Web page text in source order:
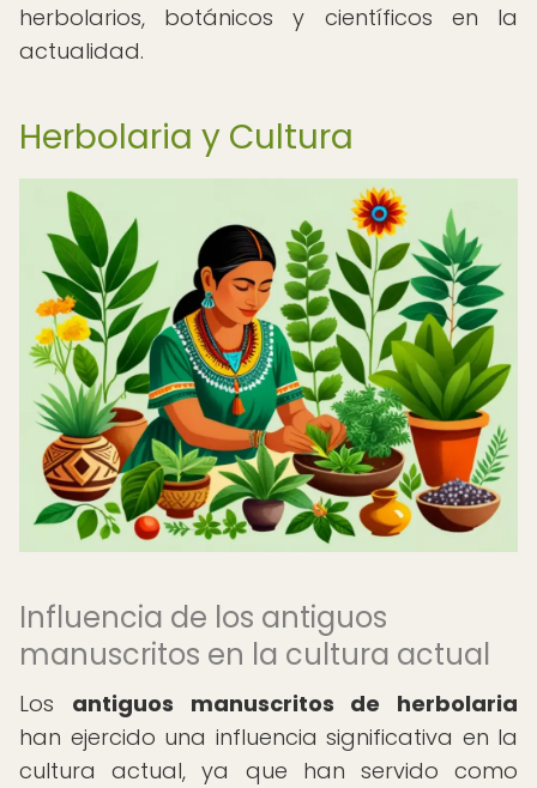
herbolarios, botánicos y científicos en la
actualidad.
Herbolaria y Cultura
Influencia de los antiguos
manuscritos en la cultura actual
Los antiguos manuscritos de herbolaria
han ejercido una influencia significativa en la
cultura actual, ya que han servido como